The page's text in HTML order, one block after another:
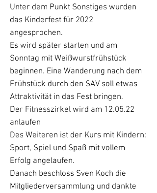
Unter dem Punkt Sonstiges wurden
das Kinderfest für 2022
angesprochen.
Es wird später starten und am
Sonntag mit Weißwurstfrühstück
beginnen. Eine Wanderung nach dem
Frühstück durch den SAV soll etwas
Attraktivität in das Fest bringen.
Der Fitnesszirkel wird am 12.05.22
anlaufen
Des Weiteren ist der Kurs mit Kindern:
Sport, Spiel und Spaß mit vollem
Erfolg angelaufen.
Danach beschloss Sven Koch die
Mitgliederversammlung und dankte